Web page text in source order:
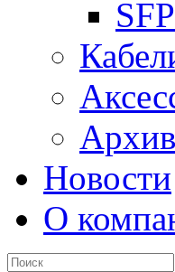
Архив
Новости
О